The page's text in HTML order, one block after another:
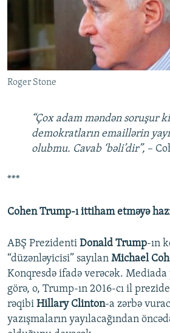
Roger Stone
“Çox adam məndən soruşur
demokratların emaillərin
olubmu. Cavab ‘bəli’dir”, –
***
Cohen Trump-ı ittiham etməyə
ABŞ Prezidenti Donald Trump-ın
“düzənləyicisi” sayılan Michael
Konqresdə ifadə verəcək.
görə, o, Trump-ın 2016-cı il
rəqibi Hillary Clinton-a zərbə
yazışmaların yayılacağından